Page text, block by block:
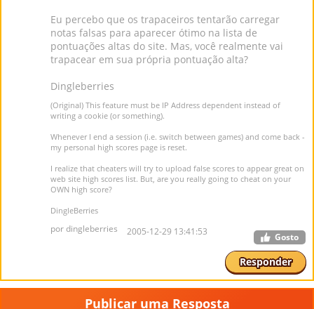
Eu percebo que os trapaceiros tentarão carregar
notas falsas para aparecer ótimo na lista de
pontuações altas do site. Mas, você realmente vai
trapacear em sua própria pontuação alta?
Dingleberries
(Original) This feature must be IP Address dependent instead of
writing a cookie (or something).
Whenever I end a session (i.e. switch between games) and come back -
my personal high scores page is reset.
I realize that cheaters will try to upload false scores to appear great on
web site high scores list. But, are you really going to cheat on your
OWN high score?
DingleBerries
por dingleberries 2005-12-29 13:41:53 Gosto
Responder
Publicar uma Resposta